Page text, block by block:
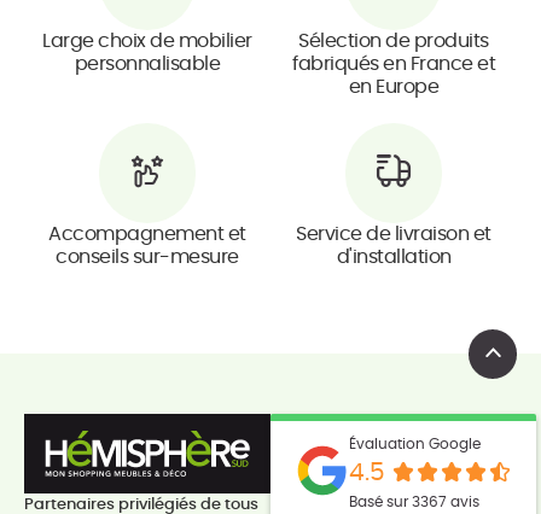
Large choix de mobilier
personnalisable
Sélection de produits
fabriqués en France et
en Europe
Accompagnement et
conseils sur-mesure
Service de livraison et
d'installation
Partenaires privilégiés de tous
Évaluation Google
4.5
Basé sur 3367 avis